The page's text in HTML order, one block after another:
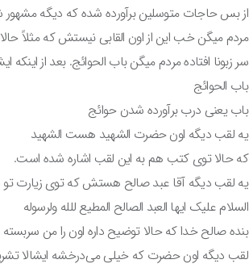
از بس حاجات متوسلین برآورده شده که دیگه مشهور
مردم میگن خب این از اون القابی نیستش که مثلاً
سر زبونا افتاده مردم میگن باب الحوائج. بعد از
باب الحوائج
باب یعنی درب برآورده شدن حوائج
یه لقب دیگه اون حضرت الشهید هست الشهید
که حالا توی کتب هم به این لقب اشاره شده است.
یه لقب دیگه آقا عبد صالح هستش که توی زیارت
السلام علیک ایها العبد الصالح المطیع للله ولرسوله
بنده صالح خدا که حالا توضیح داره اون را من
لقب دیگه اون حضرت که خیلی می‌درخشه ایشالا